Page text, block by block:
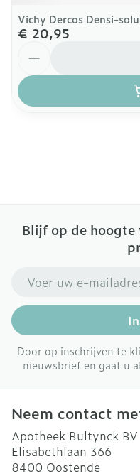
Vichy Dercos Densi-
€ 20,95
Blijf op de hoogte
Door op inschrijven te
nieuwsbrief en gaat u
Neem contact
Apotheek Bultynck BV
Elisabethlaan 366
8400 Oostende